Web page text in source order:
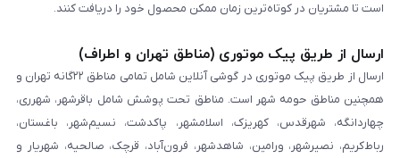
است تا مشتریان در کوتاه‌ترین زمان ممکن محصول خود را دریافت کنند.
ارسال از طریق پیک موتوری (مناطق تهران و اطراف)
ارسال از طریق پیک موتوری در گوشی آنلاین شامل تمامی مناطق ۲۲گانه تهران و
همچنین مناطق حومه شهر است. مناطق تحت پوشش شامل باقرشهر، شهرری،
چهاردانگه، شهرقدس، کهریزک، اسلامشهر، پاکدشت، نسیم‌شهر، باغستان،
رباط‌کریم، نصیرشهر، ورامین، شاهدشهر، فرون‌آباد، قرچک، صالحیه، شهریار و